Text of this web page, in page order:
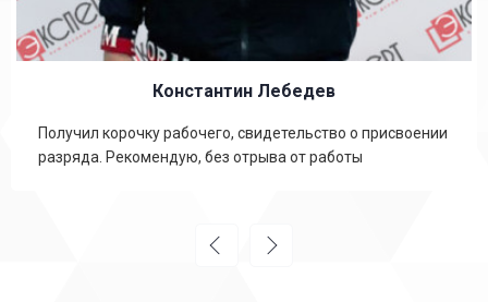
Константин Лебедев
Получил корочку рабочего, свидетельство о присвоении
разряда. Рекомендую, без отрыва от работы